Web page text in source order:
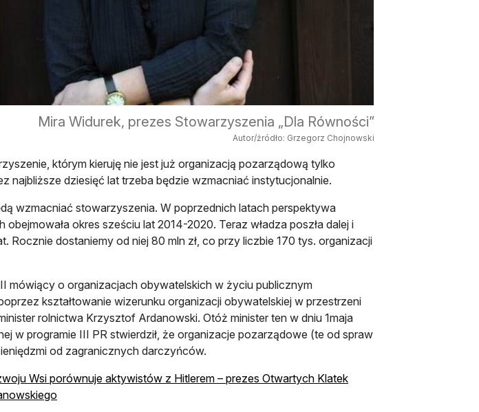
Mira Widurek, prezes Stowarzyszenia „Dla Równości”
Autor/źródło: Grzegorz Chojnowski
którym kieruję nie jest już organizacją pozarządową tylko
najbliższe dziesięć lat trzeba będzie wzmacniać instytucjonalnie.
wzmacniać stowarzyszenia. W poprzednich latach perspektywa
okres sześciu lat 2014-2020. Teraz władza poszła dalej i
Rocznie dostaniemy od niej 80 mln zł, co przy liczbie 170 tys. organizacji
mówiący o organizacjach obywatelskich w życiu publicznym
kształtowanie wizerunku organizacji obywatelskiej w przestrzeni
rolnictwa Krzysztof Ardanowski. Otóż minister ten w dniu 1maja
w programie III PR stwierdził, że organizacje pozarządowe (te od spraw
od zagranicznych darczyńców.
Wsi porównuje aktywistów z Hitlerem – prezes Otwartych Klatek